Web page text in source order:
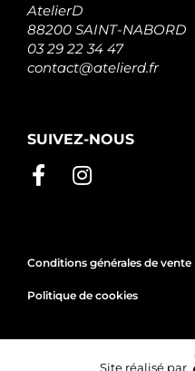
AtelierD
88200 SAINT-NABORD
03 29 22 34 47
contact@atelierd.fr
SUIVEZ-NOUS
Conditions générales de vente
Politique de cookies
Site réalisé par